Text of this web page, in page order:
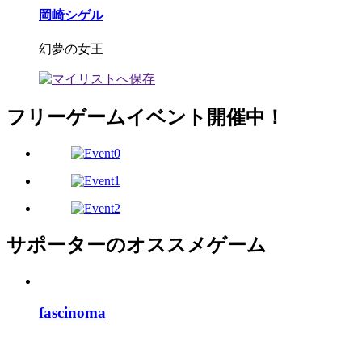
岡崎シゲル
幻夢の女王
フリーゲームイベント開催中！
サポーターのオススメゲーム
fascinoma